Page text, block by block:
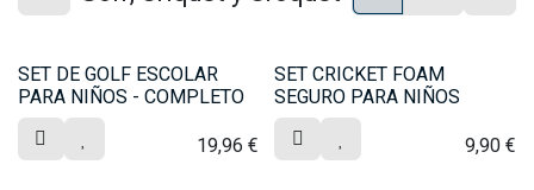
SET DE GOLF ESCOLAR
PARA NIÑOS - COMPLETO
19,96 €
SET CRICKET FOAM
SEGURO PARA NIÑOS
9,90€